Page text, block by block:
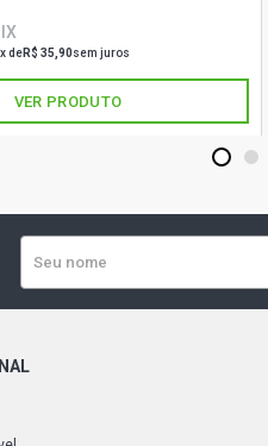
deR$ 35,90sem juros
VER PRODUTO
1 2